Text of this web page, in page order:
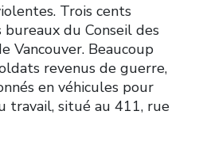
Trois cents
du Conseil des
Vancouver. Beaucoup
revenus de guerre,
en véhicules pour
travail, situé au 411, rue